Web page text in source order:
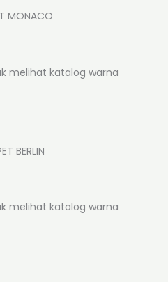
MONACO
melihat katalog warna
BERLIN
melihat katalog warna